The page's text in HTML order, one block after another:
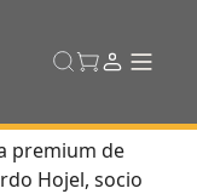
premium de
Hojel, socio